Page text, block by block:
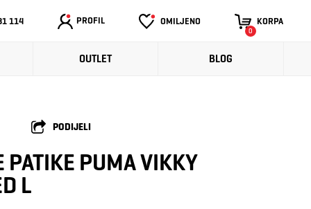
114 PROFIL OMILJENO KORPA
0
OUTLET BLOG
PODIJELI
PATIKE PUMA VIKKY
L